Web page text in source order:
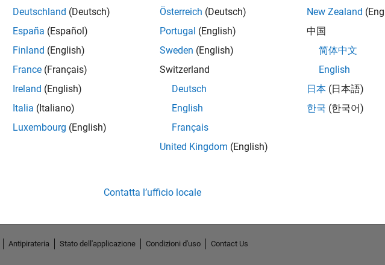
No Endorsements received
Deutschland (Deutsch)
España (Español)
Finland (English)
France (Français)
Ireland (English)
Italia (Italiano)
Luxembourg (English)
Österreich (Deutsch)
Portugal (English)
Sweden (English)
Switzerland
Deutsch
English
Français
United Kingdom (English)
New Zealand
中国
简体中文
English
日本 (日本語)
한국 (한국어)
Contatta l’ufficio locale
Antipirateria Stato dell'applicazione Condizioni d'uso
Contact Us